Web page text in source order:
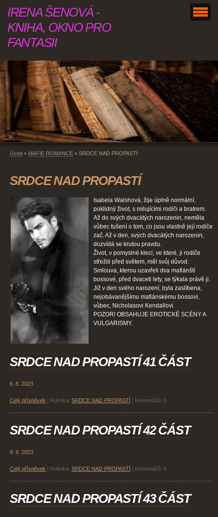
IRENA ŠENOVÁ -
KNIHA, OKNO PRO
FANTASII
Úvod » MAFIE ROMANCE » SRDCE NAD PROPASTÍ
SRDCE NAD PROPASTÍ
Isabela Walshová, žije úplně normální,
poklidný život, s milujícími rodiči a bratrem.
Až do svých dvacátých narozenin, neměla
vůbec tušení o tom, co jsou vlastně její rodiče
zač. Až v den, svých dvacátých narozenin,
dozvídá se krutou pravdu.
Život, v pomyslné kleci, ve které, ji rodiče
střežili před světem, měl svůj důvod.
Smlouva, kterou uzavřeli dva mafiánští
bossové, před dvaceti lety, se týkala právě ji.
Již v den svého narození, byla zaslíbena,
nejobávanějšímu mafiánskému bossovi,
vůbec, Nicholasovi Kendallovi.
POZOR! OBSAHUJE EROTICKÉ SCÉNY A
VULGARISMY.
SRDCE NAD PROPASTÍ 41 ČÁST
9. 8. 2023
Celý příspěvek Rubrika: SRDCE NAD PROPASTÍ Komentářů: 0
SRDCE NAD PROPASTÍ 42 ČÁST
9. 8. 2023
Celý příspěvek Rubrika: SRDCE NAD PROPASTÍ Komentářů: 0
SRDCE NAD PROPASTÍ 43 ČÁST